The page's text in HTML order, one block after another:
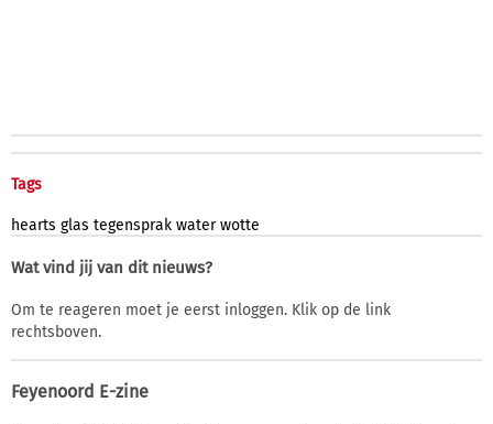
Tags
hearts glas tegensprak water wotte
Wat vind jij van dit nieuws?
Om te reageren moet je eerst inloggen. Klik op de link
rechtsboven.
Feyenoord E-zine